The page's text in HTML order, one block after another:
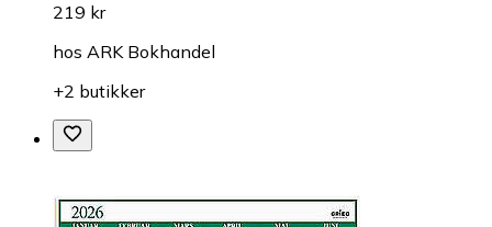
219 kr
hos ARK Bokhandel
+2 butikker